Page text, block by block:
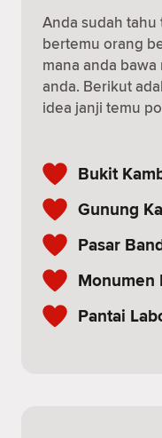
Anda sudah
bertemu orang
mana anda
anda. Berikut
idea janji temu
Bukit
Gunung
Pasar
Monumen
Pantai